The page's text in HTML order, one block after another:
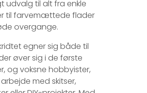
udvalg til alt fra enkle
til farvemættede flader
overgange.
egner sig både til
øver sig i de første
og voksne hobbyister,
med skitser,